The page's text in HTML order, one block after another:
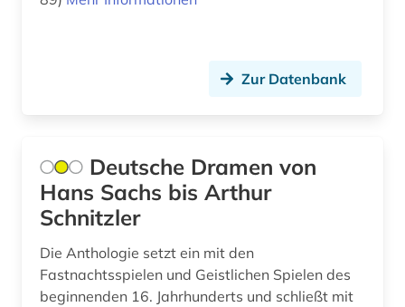
Zur Datenbank
Deutsche Dramen von
Hans Sachs bis Arthur
Schnitzler
Die Anthologie setzt ein mit den
Fastnachtsspielen und Geistlichen Spielen des
beginnenden 16. Jahrhunderts und schließt mit